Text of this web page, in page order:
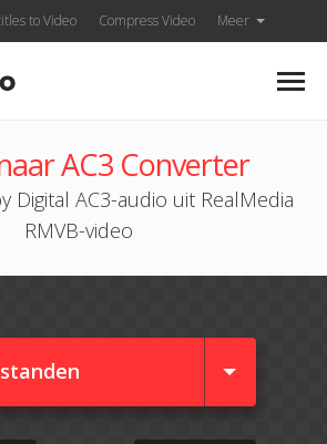
to Video Compress Video Meer
AC3 Converter
Digital AC3-audio uit RealMedia
RMVB-video